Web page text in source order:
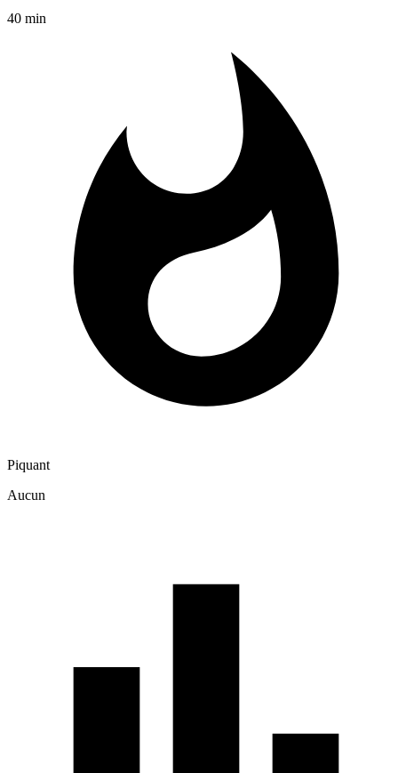
40 min
Piquant
Aucun